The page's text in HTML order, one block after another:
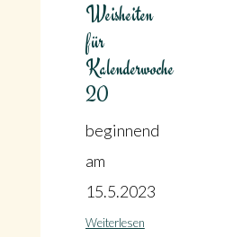
Weisheiten
für
Kalenderwoche
20
beginnend
am
15.5.2023
Weiterlesen